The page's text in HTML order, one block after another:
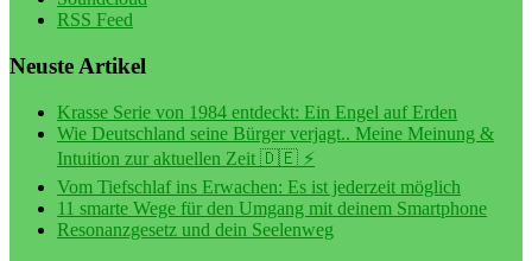
RSS Feed
Neuste Artikel
Krasse Serie von 1984 entdeckt: Ein Engel auf Erden
Wie Deutschland seine Bürger verjagt.. Meine Meinung &
Intuition zur aktuellen Zeit 🇩🇪 ⚡️
Vom Tiefschlaf ins Erwachen: Es ist jederzeit möglich
11 smarte Wege für den Umgang mit deinem Smartphone
Resonanzgesetz und dein Seelenweg